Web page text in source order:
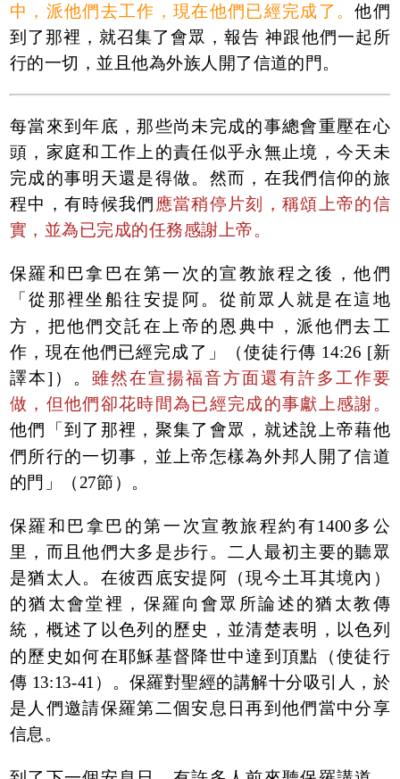
中，派他們去工作，現在他們已經完成了。他們
到了那裡，就召集了會眾，報告 神跟他們一起所
行的一切，並且他為外族人開了信道的門。
每當來到年底，那些尚未完成的事總會重壓在心
頭，家庭和工作上的責任似乎永無止境，今天未
完成的事明天還是得做。然而，在我們信仰的旅
程中，有時候我們 應當稍停片刻，稱頌上帝的信
實，並為已完成的任務感謝上帝。
保羅和巴拿巴在第一次的宣教旅程之後，他們
「從那裡坐船往安提阿。從前眾人就是在這地
方，把他們交託在上帝的恩典中，派他們去工
作，現在他們已經完成了」（使徒行傳 14:26 [新
譯本]）。 雖然在宣揚福音方面還有許多工作要
做，但他們卻花時間為已經完成的事獻上感謝。
他們「到了那裡，聚集了會眾，就述說上帝藉他
們所行的一切事，並上帝怎樣為外邦人開了信道
的門」（27節）。
保羅和巴拿巴的第一次宣教旅程約有1400多公
里，而且他們大多是步行。二人最初主要的聽眾
是猶太人。在彼西底安提阿（現今土耳其境內）
的猶太會堂裡，保羅向會眾所論述的猶太教傳
統，概述了以色列的歷史，並清楚表明，以色列
的歷史如何在耶穌基督降世中達到頂點（使徒行
傳 13:13-41）。保羅對聖經的講解十分吸引人，於
是人們邀請保羅第二個安息日再到他們當中分享
信息。